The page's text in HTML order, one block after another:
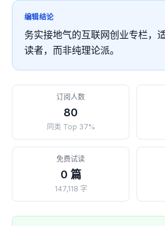
编辑结论
务实接地气的互联网创业专栏，
读者，而非纯理论派。
订阅人数
80
同类 Top 37%
免费试读
0 篇
147,118 字